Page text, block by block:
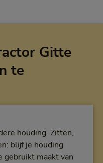
Gitte
te
houding. Zitten,
blijf je houding
gebruikt maakt van